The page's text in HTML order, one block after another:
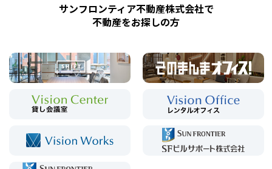
サンフロンティア不動産株式会社で
不動産をお探しの方